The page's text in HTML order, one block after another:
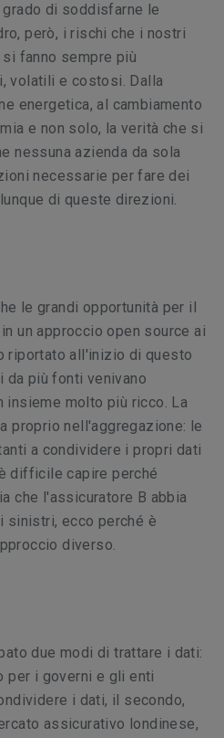
di soddisfarne le
però, i rischi che i nostri
fanno sempre più
volatili e costosi. Dalla
energetica, al cambiamento
e non solo, la verità che si
nessuna azienda da sola
necessarie per fare dei
di queste direzioni.
le grandi opportunità per il
un approccio open source ai
riportato all'inizio di questo
da più fonti venivano
insieme molto più ricco. La
proprio nell'aggregazione: le
a condividere i propri dati
difficile capire perché
che l'assicuratore B abbia
sinistri, ecco perché è
diverso.
due modi di trattare i dati:
per i governi e gli enti
i dati, il secondo,
assicurativo londinese,